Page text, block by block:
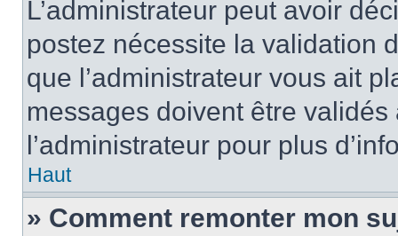
L’administrateur peut avoir
postez nécessite la validation
que l’administrateur vous ait
messages doivent être validés
l’administrateur pour plus
Haut
» Comment remonter mon